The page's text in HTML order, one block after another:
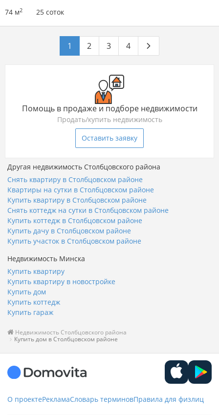
74 м2 25 соток
1 2 3 4
Помощь в продаже и подборе недвижимости
Продать/купить недвижимость
Оставить заявку
Другая недвижимость Столбцовского района
Снять квартиру в Столбцовском районе
Квартиры на сутки в Столбцовском районе
Купить квартиру в Столбцовском районе
Снять коттедж на сутки в Столбцовском районе
Купить коттедж в Столбцовском районе
Купить дачу в Столбцовском районе
Купить участок в Столбцовском районе
Недвижимость Минска
Купить квартиру
Купить квартиру в новостройке
Купить дом
Купить коттедж
Купить гараж
Недвижимость Столбцовского района
Купить дом в Столбцовском районе
О проектеРекламаСловарь терминовПравила для физлиц